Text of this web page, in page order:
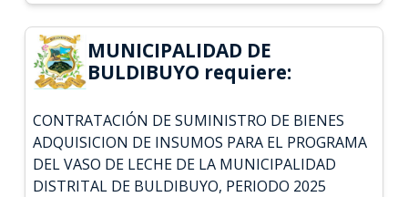
MUNICIPALIDAD DE
BULDIBUYO requiere:
CONTRATACIÓN DE SUMINISTRO DE BIENES
ADQUISICION DE INSUMOS PARA EL PROGRAMA
DEL VASO DE LECHE DE LA MUNICIPALIDAD
DISTRITAL DE BULDIBUYO, PERIODO 2025